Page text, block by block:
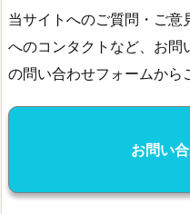
当サイトへのご質問・ご意
へのコンタクトなど、お問
の問い合わせフォームから
お問い